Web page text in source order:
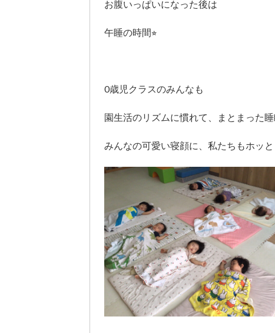
お腹いっぱいになった後は
午睡の時間⭐︎
0歳児クラスのみんなも
園生活のリズムに慣れて、まとまった
みんなの可愛い寝顔に、私たちもホッ